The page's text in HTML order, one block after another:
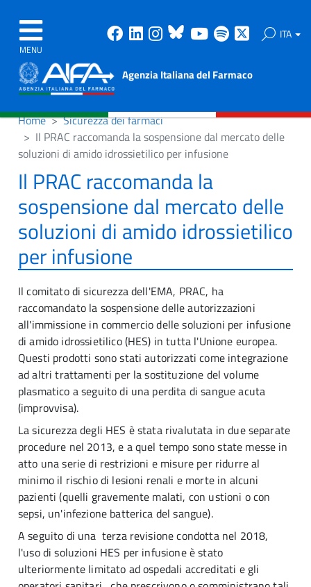
MENU
Facebook
Linkedin
Instagram
Bluesky
Youtube
Spotify ITA
Agenzia Italiana del Farmaco
Home
Sicurezza dei farmaci
Il PRAC raccomanda la sospensione dal mercato delle
soluzioni di amido idrossietilico per infusione
Il PRAC raccomanda la
sospensione dal mercato delle
soluzioni di amido idrossietilico
per infusione
Il comitato di sicurezza dell'EMA, PRAC, ha
raccomandato la sospensione delle autorizzazioni
all'immissione in commercio delle soluzioni per infusione
di amido idrossietilico (HES) in tutta l'Unione europea.
Questi prodotti sono stati autorizzati come integrazione
ad altri trattamenti per la sostituzione del volume
plasmatico a seguito di una perdita di sangue acuta
(improvvisa).
La sicurezza degli HES è stata rivalutata in due separate
procedure nel 2013, e a quel tempo sono state messe in
atto una serie di restrizioni e misure per ridurre al
minimo il rischio di lesioni renali e morte in alcuni
pazienti (quelli gravemente malati, con ustioni o con
sepsi, un'infezione batterica del sangue).
A seguito di una terza revisione condotta nel 2018,
l'uso di soluzioni HES per infusione è stato
ulteriormente limitato ad ospedali accreditati e gli